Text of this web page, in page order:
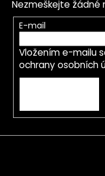
Nezmeškejte žádné
E-mail
Vložením e-mailu
ochrany osobních